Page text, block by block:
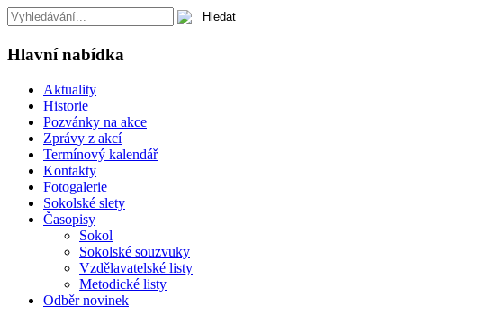
Hlavní nabídka
Aktuality
Historie
Pozvánky na akce
Zprávy z akcí
Termínový kalendář
Kontakty
Fotogalerie
Sokolské slety
Časopisy
Sokol
Sokolské souzvuky
Vzdělavatelské listy
Metodické listy
Odběr novinek